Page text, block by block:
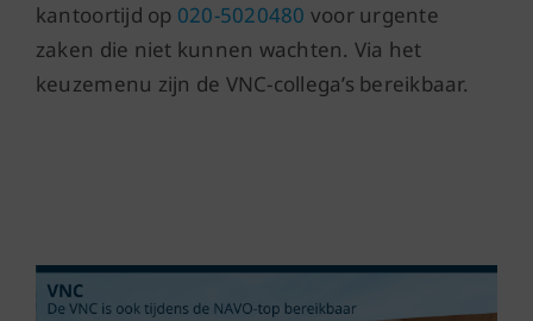
kantoortijd op 020-5020480 voor urgente
zaken die niet kunnen wachten. Via het
keuzemenu zijn de VNC-collega’s bereikbaar.